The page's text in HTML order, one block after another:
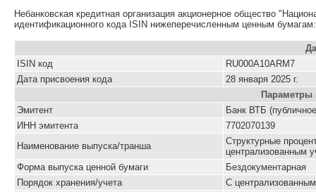
Небанковская кредитная организация акционерное общество
идентификационного кода ISIN нижеперечисленным ценным бумагам:
ISIN код
RU000A10ARM7
Дата присвоения кода
28 января 2025 г.
Параметры
Эмитент
Банк ВТБ
ИНН эмитента
7702070139
Наименование выпуска/транша
Структурные
централизованным
Форма выпуска ценной бумаги
Бездокументарная
Порядок хранения/учета
С